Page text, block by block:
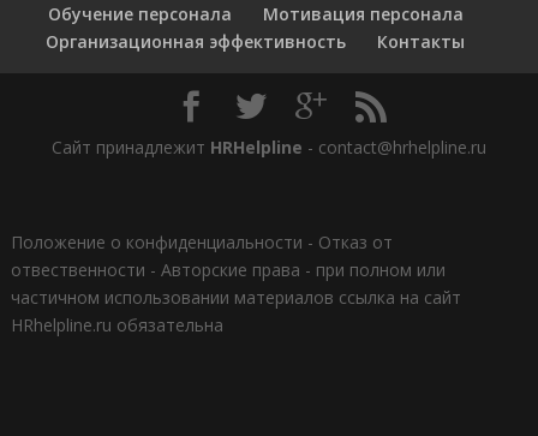
Обучение персонала
Мотивация персонала
Организационная эффективность
Контакты
Сайт принадлежит HRHelpline - contact@hrhelpline.ru
Положение о конфиденциальности - Отказ от
отвественности - Авторские права - при полном или
частичном использовании материалов ссылка на сайт
HRhelpline.ru обязательна